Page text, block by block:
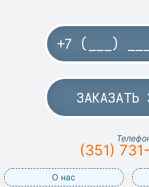
ЗАКАЗАТЬ
(351)
О нас